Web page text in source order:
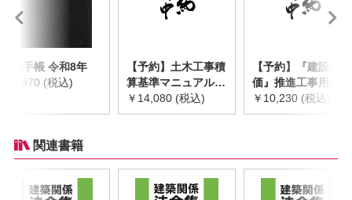
災害手帳 令和8年
￥2,970 (税込)
【予約】土木工事積
算基準マニュアル
令和8年度版
※2026年8月下旬発
￥14,080 (税込)
【予約】『建設物
価』推進工事用機械
器具等基礎価格表
2026年度版
￥10,230 (税込)
関連書籍